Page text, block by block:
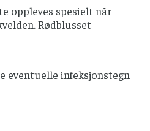
oppleves spesielt når
Rødblusset
eventuelle infeksjonstegn